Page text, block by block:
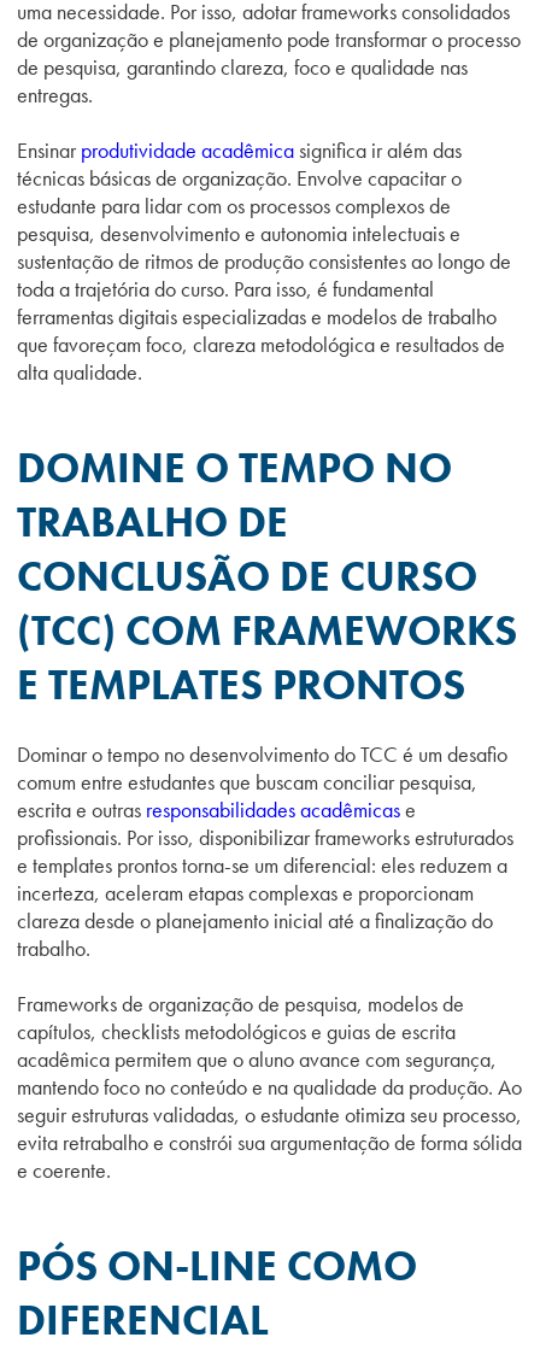
uma necessidade. Por isso, adotar frameworks consolidados
de organização e planejamento pode transformar o processo
de pesquisa, garantindo clareza, foco e qualidade nas
entregas.
Ensinarprodutividade acadêmicasignifica ir além das
técnicas básicas de organização. Envolve capacitar o
estudante para lidar com os processos complexos de
pesquisa, desenvolvimento e autonomia intelectuais e
sustentação de ritmos de produção consistentes ao longo de
toda a trajetória do curso. Para isso, é fundamental
ferramentas digitais especializadas e modelos de trabalho
que favoreçam foco, clareza metodológica e resultados de
alta qualidade.
DOMINE O TEMPO NO
TRABALHO DE
CONCLUSÃO DE CURSO
(TCC) COM FRAMEWORKS
E TEMPLATES PRONTOS
Dominar o tempo no desenvolvimento do TCC é um desafio
comum entre estudantes que buscam conciliar pesquisa,
escrita e outras responsabilidades acadêmicase
profissionais. Por isso, disponibilizar frameworks estruturados
e templates prontos torna-se um diferencial: eles reduzem a
incerteza, aceleram etapas complexas e proporcionam
clareza desde o planejamento inicial até a finalização do
trabalho.
Frameworks de organização de pesquisa, modelos de
capítulos, checklists metodológicos e guias de escrita
acadêmica permitem que o aluno avance com segurança,
mantendo foco no conteúdo e na qualidade da produção. Ao
seguir estruturas validadas, o estudante otimiza seu processo,
evita retrabalho e constrói sua argumentação de forma sólida
e coerente.
PÓS ON-LINE COMO
DIFERENCIAL